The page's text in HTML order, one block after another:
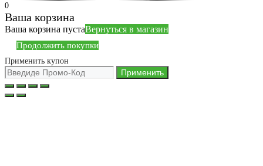
0
Ваша корзина
Ваша корзина пустаВернуться в магазин
Продолжить покупки
Применить купон
Применить